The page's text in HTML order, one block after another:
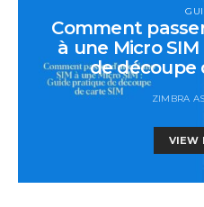
Comment
à une Micro
de découpe
ZIMBRA
VIEW